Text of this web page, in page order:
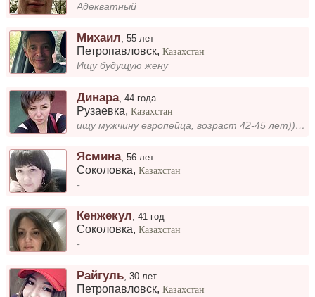
Адекватный
Михаил ,55 лет
Петропавловск,Казахстан
Ищу будущую жену
Динара,44 года
Рузаевка,Казахстан
ищу мужчину европейца, возраст 42-45 лет))) добро пожаловать на мою страничку
Ясмина,56 лет
Соколовка,Казахстан
-
Кенжекул,41 год
Соколовка,Казахстан
-
Райгуль ,30 лет
Петропавловск,Казахстан